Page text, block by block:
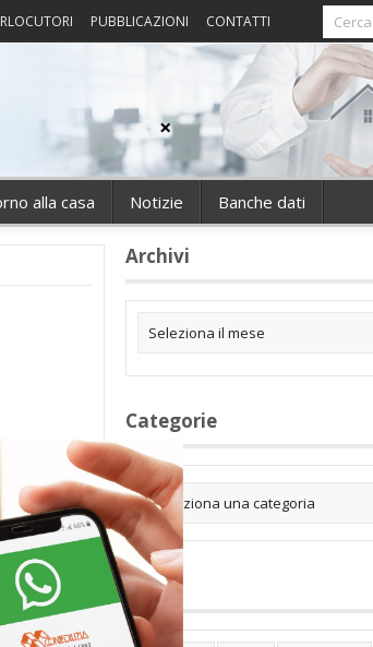
PUBBLICAZIONI CONTATTI
alla casa Notizie Banche dati
Archivi
Categorie
Tag